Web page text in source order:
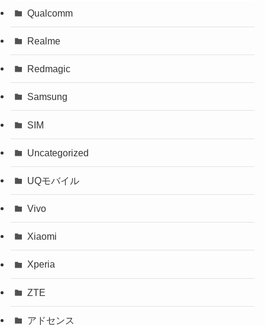
Qualcomm
Realme
Redmagic
Samsung
SIM
Uncategorized
UQモバイル
Vivo
Xiaomi
Xperia
ZTE
アドセンス